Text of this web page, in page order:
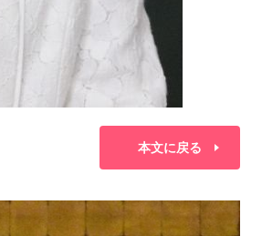
本文に戻る